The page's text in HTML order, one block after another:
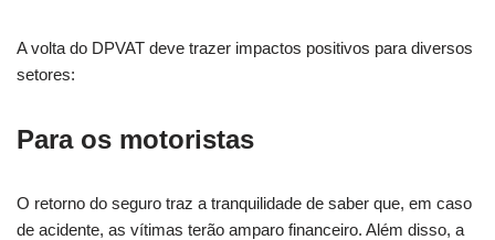
A volta do DPVAT deve trazer impactos positivos para diversos
setores:
Para os motoristas
O retorno do seguro traz a tranquilidade de saber que, em caso
de acidente, as vítimas terão amparo financeiro. Além disso, a